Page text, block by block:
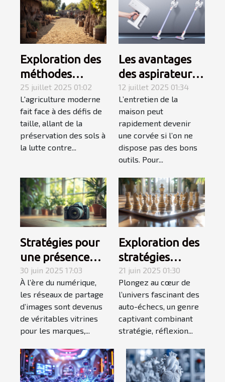
Exploration des
méthodes
ancestrales dans
l'agriculture
moderne
25 juillet 2025 01:02
L'agriculture moderne
fait face à des défis de
taille, allant de la
préservation des sols à
la lutte contre...
Les avantages
des aspirateurs
balais sans fil
pour un ménage
efficace
12 juillet 2025 01:34
L’entretien de la
maison peut
rapidement devenir
une corvée si l’on ne
dispose pas des bons
outils. Pour...
Stratégies pour
une présence
efficace sur les
réseaux de
partage
d'images
30 juin 2025 17:03
À l’ère du numérique,
les réseaux de partage
d’images sont devenus
de véritables vitrines
pour les marques,...
Exploration des
stratégies
gagnantes en
auto-échecs
21 juin 2025 01:30
Plongez au cœur de
l’univers fascinant des
auto-échecs, un genre
captivant combinant
stratégie, réflexion...